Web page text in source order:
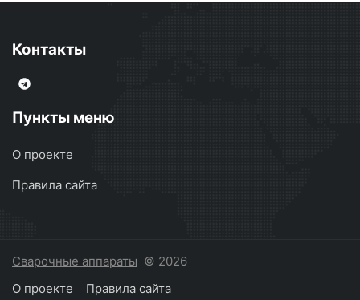
Контакты
Пункты меню
О проекте
Правила сайта
Сварочные аппараты © 2026
О проекте
Правила сайта